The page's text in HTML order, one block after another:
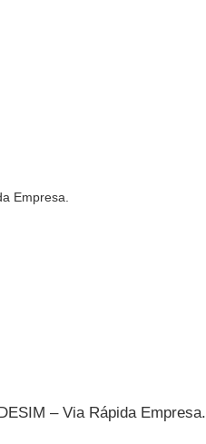
Empresa.
– Via Rápida Empresa.